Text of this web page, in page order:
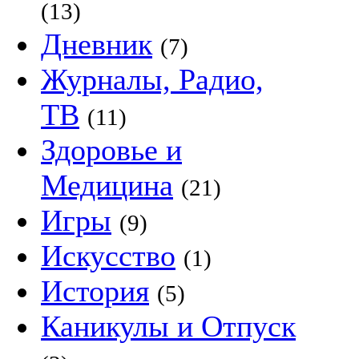
(13)
Дневник (7)
Журналы, Радио,
ТВ (11)
Здоровье и
Медицина (21)
Игры (9)
Искусство (1)
История (5)
Каникулы и Отпуск